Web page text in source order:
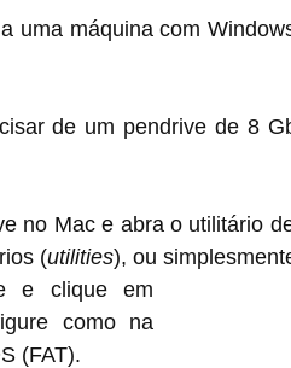
uma máquina com
de um pendrive de 8
no Mac e abra o utilitário
(utilities), ou
e clique em
como na
(FAT).